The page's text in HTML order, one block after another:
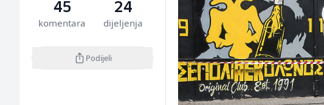
45
komentara
24
dijeljenja
Podijeli